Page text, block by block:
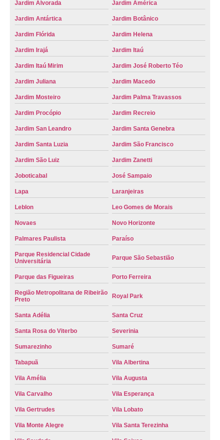
troca de placa veículos preço Jardim Botânico
troca de placa automotiva preço Araraquara
troca de placa de motos preço Jardim Zanetti
qual o valor de troca de placa do veículo São José da Bela Vista
troca de placas da moto Barrinha
qual o valor de troca de placas de veículo Leblon
qual o valor de troca de placa veículos Campos Elíseos
qual o valor de troca de placas da moto Novaes
troca de placa automotiva preço Vila Tamandaré
troca de placa automotiva valor Santa Cruz da Esperança
troca da placa do veículo valor Santa Rosa do Viterbo
troca das placas do veículo valor Serrana
troca de placa de motos preço Itubiara
troca de placa de moto Votuporanga
qual o preço de troca de placa veículos Ipiranga
qual o valor de troca de placa de motos Santa Rosa de Viterbo
troca das placas do veículo José Sampaio
troca das placas do veículo valor Santo Antônio da Alegria
troca de placa de motos valor Tambaú
qual o valor de troca de placas do carro Ituverava
troca placa de carro Pitangueiras
qual o preço de troca da placa do veículo Patos de Minas
qual o valor de troca de placa de moto Jardim Alvorada
qual o preço de troca de placas de veículo Guariba
qual o valor de troca de placas do carro Parque das Figueiras
Jardim Alvorada Jardim América
Jardim Antártica Jardim Botânico
Jardim Flórida Jardim Helena
Jardim Irajá Jardim Itaú
Jardim Itaú Mirim Jardim José Roberto Téo
Jardim Juliana Jardim Macedo
Jardim Mosteiro Jardim Palma Travassos
Jardim Procópio Jardim Recreio
Jardim San Leandro Jardim Santa Genebra
Jardim Santa Luzia Jardim São Francisco
Jardim São Luiz Jardim Zanetti
Joboticabal José Sampaio
Lapa Laranjeiras
Leblon Leo Gomes de Morais
Novaes Novo Horizonte
Palmares Paulista Paraíso
Parque Residencial Cidade
Universitária
Parque São Sebastião
Parque das Figueiras Porto Ferreira
Região Metropolitana de Ribeirão
Preto
Royal Park
Santa Adélia Santa Cruz
Santa Rosa do Viterbo Severinia
Sumarezinho Sumaré
Tabapuã Vila Albertina
Vila Amélia Vila Augusta
Vila Carvalho Vila Esperança
Vila Gertrudes Vila Lobato
Vila Monte Alegre Vila Santa Terezinha